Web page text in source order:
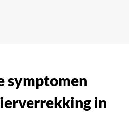
symptomen
in